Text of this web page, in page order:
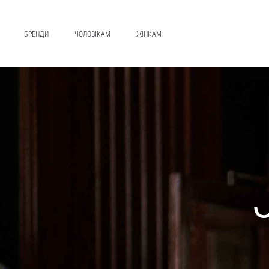
БРЕНДИ ЧОЛОВІКАМ ЖІНКАМ